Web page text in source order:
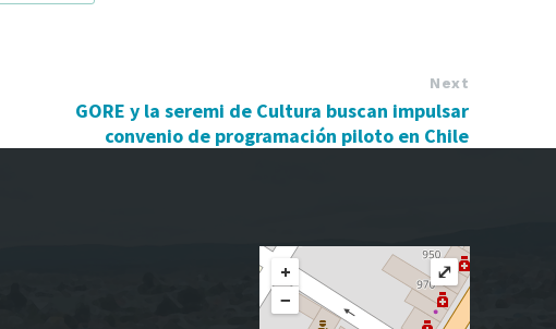
Next
GORE y la seremi de Cultura buscan impulsar
convenio de programación piloto en Chile
+
−
⤢